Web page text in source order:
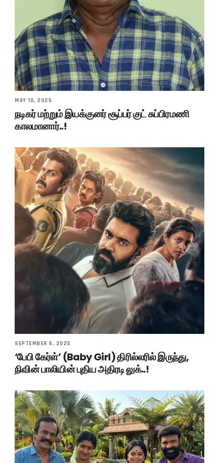
MAY 10, 2025
நடிகர் மற்றும் இயக்குனர் சூப்பர் குட் சுப்பிரமணி
காலமானார்..!
SEPTEMBER 6, 2025
‘பேபி கேர்ள்’ (Baby Girl) திரில்லரில் இருந்து,
நிவின் பாலியின் புதிய அதிரடி லுக்..!